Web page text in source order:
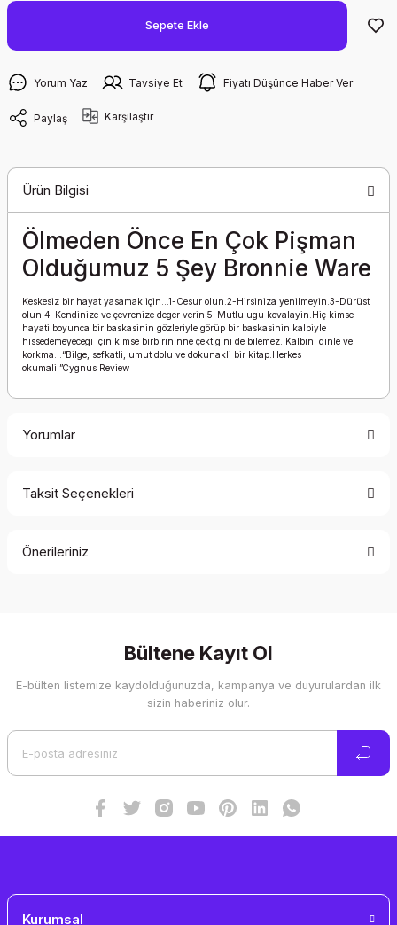
Sepete Ekle
Yorum Yaz Tavsiye Et Fiyatı Düşünce Haber Ver
Paylaş Karşılaştır
Ürün Bilgisi
Ölmeden Önce En Çok Pişman
Olduğumuz 5 Şey Bronnie Ware
Keskesiz bir hayat yasamak için…1-Cesur olun.2-Hirsiniza yenilmeyin.3-Dürüst
olun.4-Kendinize ve çevrenize deger verin.5-Mutlulugu kovalayin.Hiç kimse
hayati boyunca bir baskasinin gözleriyle görüp bir baskasinin kalbiyle
hissedemeyecegi için kimse birbirininne çektigini de bilemez. Kalbini dinle ve
korkma…“Bilge, sefkatli, umut dolu ve dokunakli bir kitap.Herkes
okumali!”Cygnus Review
Yorumlar
Taksit Seçenekleri
Önerileriniz
Görüş ve önerileriniz için teşekkür ederiz.
Ürün resmi kalitesiz, bozuk veya görüntülenemiyor.
Bültene Kayıt Ol
E-bülten listemize kaydolduğunuzda, kampanya ve duyurulardan ilk
sizin haberiniz olur.
Kurumsal